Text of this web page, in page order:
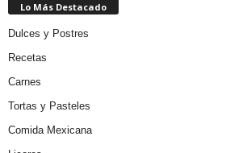
Lo Más Destacado
Dulces y Postres
Recetas
Carnes
Tortas y Pasteles
Comida Mexicana